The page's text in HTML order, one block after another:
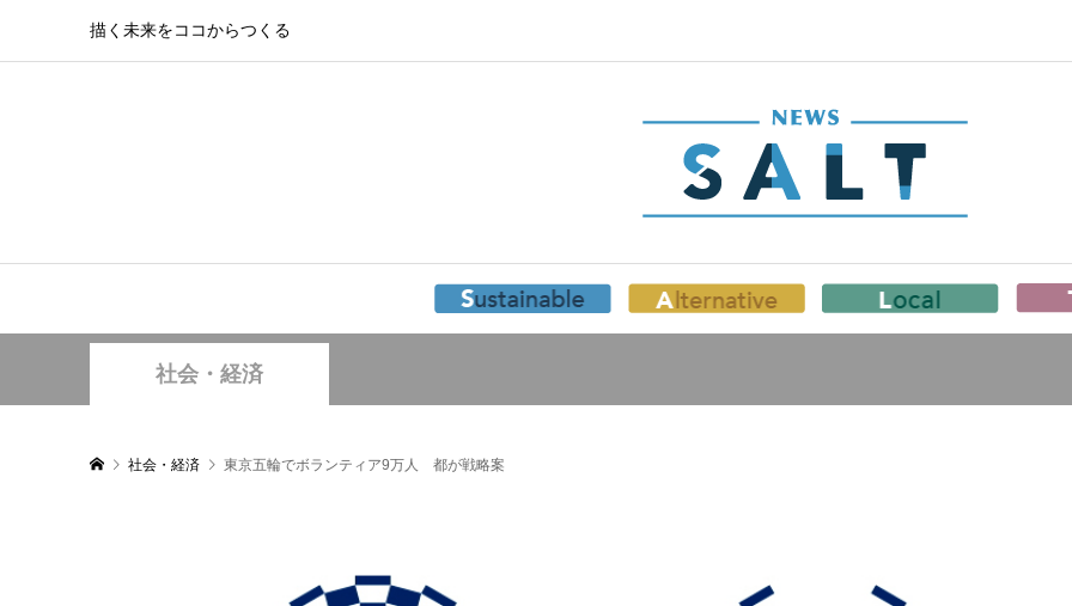
描く未来をココからつくる
社会・経済
社会・経済 東京五輪でボランティア9万人 都が戦略案